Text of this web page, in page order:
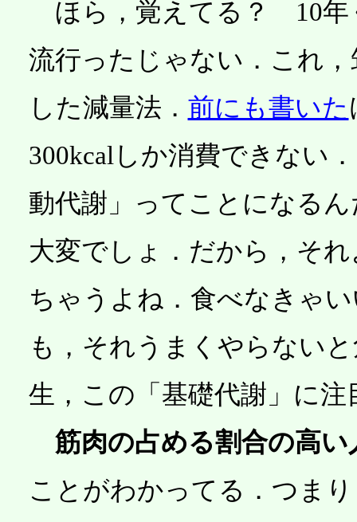
ほら，覚えてる？ 10年
流行ったじゃない．これ
した減量法． 前にも書いた
300kcalしか消費できない
動代謝」ってことになる
大変でしょ．だから，そ
ちゃうよね．食べなきゃ
も，それうまくやらない
生，この「基礎代謝」に
筋肉の占める割合の高
ことがわかってる．つま